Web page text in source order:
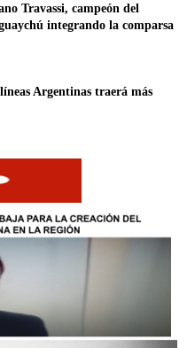
Travassi, campeón del
integrando la comparsa
Argentinas traerá más